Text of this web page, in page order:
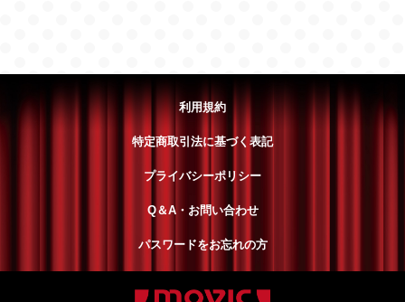
利用規約
特定商取引法に基づく表記
プライバシーポリシー
Q＆A・お問い合わせ
パスワードをお忘れの方